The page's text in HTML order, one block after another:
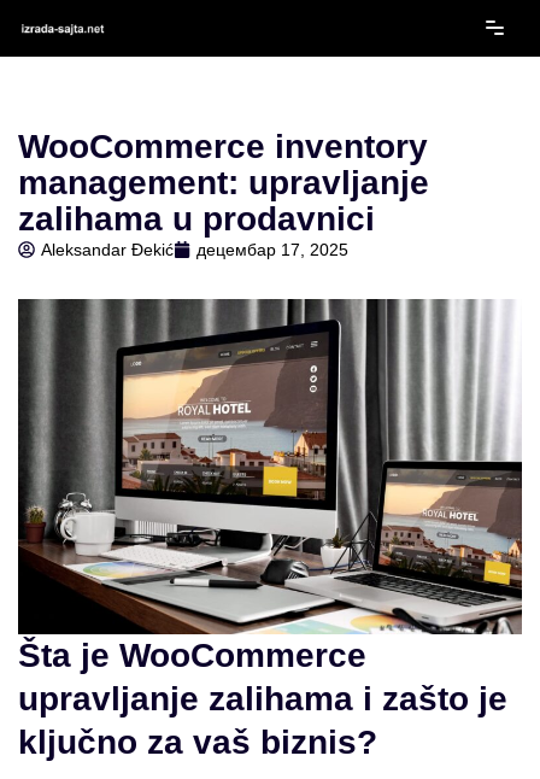
WooCommerce inventory
management: upravljanje
zalihama u prodavnici
Aleksandar Đekić децембар 17, 2025
Šta je WooCommerce
upravljanje zalihama i zašto je
ključno za vaš biznis?